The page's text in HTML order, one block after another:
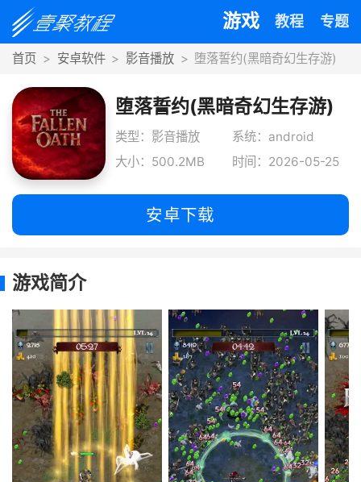
游戏 教程 专题
首页 安卓软件 影音播放 堕落誓约(黑暗奇幻生存游)
堕落誓约(黑暗奇幻生存游)
类型：影音播放
系统：android
大小：500.2MB
时间：2026-05-25
安卓下载
游戏简介